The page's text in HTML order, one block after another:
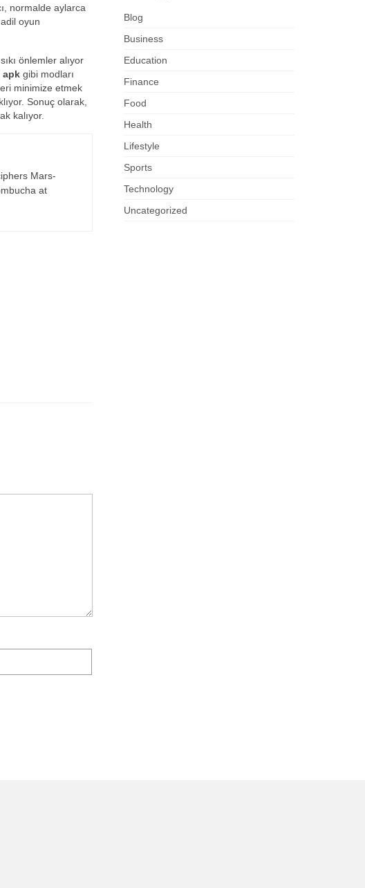
normalde aylarca
oyun
önlemler alıyor
apk gibi modları
minimize etmek
Sonuç olarak,
kalıyor.
Mars-
at
Blog
Business
Education
Finance
Food
Health
Lifestyle
Sports
Technology
Uncategorized